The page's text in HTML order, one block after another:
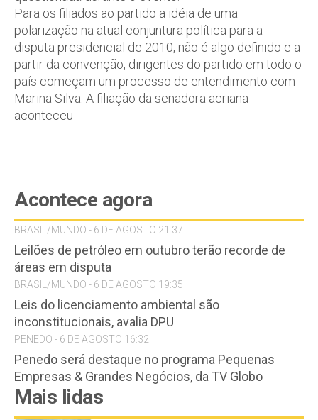
Para os filiados ao partido a idéia de uma
polarização na atual conjuntura política para a
disputa presidencial de 2010, não é algo definido e a
partir da convenção, dirigentes do partido em todo o
país começam um processo de entendimento com
Marina Silva. A filiação da senadora acriana
aconteceu
Acontece agora
BRASIL/MUNDO - 6 DE AGOSTO 21:37
Leilões de petróleo em outubro terão recorde de
áreas em disputa
BRASIL/MUNDO - 6 DE AGOSTO 19:35
Leis do licenciamento ambiental são
inconstitucionais, avalia DPU
PENEDO - 6 DE AGOSTO 16:32
Penedo será destaque no programa Pequenas
Empresas & Grandes Negócios, da TV Globo
Mais lidas